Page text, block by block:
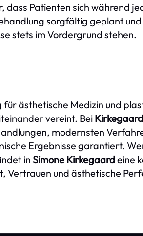
dass Patienten sich während
sorgfältig geplant
stets im Vordergrund stehen.
für ästhetische Medizin und
vereint. Bei
modernsten
Ergebnisse garantiert.
inSimone Kirkegaardeine
Vertrauen und ästhetische